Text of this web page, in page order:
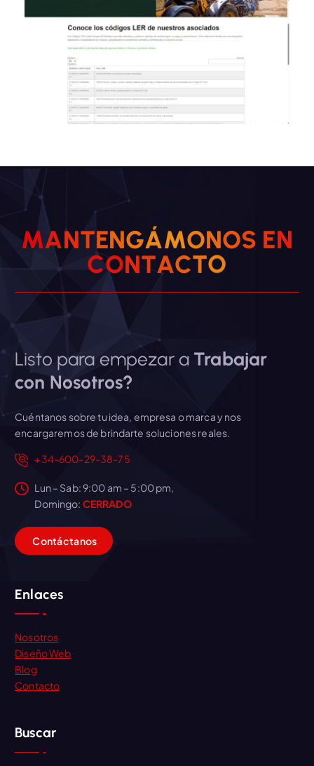
MANTENGÁMONOS EN
CONTACTO
Listo para empezar aTrabajar
con Nosotros?
Cuéntanos sobre tu idea, empresa o marca y nos
encargaremos de brindarte soluciones reales.
+34-600-29-38-75
Lun – Sab: 9:00 am – 5:00 pm,
Domingo: CERRADO
Contáctanos
Enlaces
Nosotros
Diseño Web
Blog
Contacto
Buscar